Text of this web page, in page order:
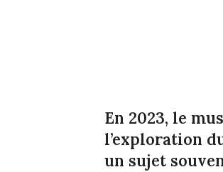
En 2023, le
l’exploration
un sujet